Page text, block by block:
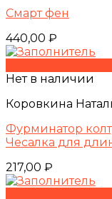
Смарт фен
440,00 ₽
Нет в наличии
Коровкина
Фурминатор
Чесалка для
217,00 ₽